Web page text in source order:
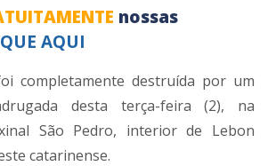
nossas
AQUI
completamente destruída por um
desta terça-feira (2), na
São Pedro, interior de Lebon
catarinense.